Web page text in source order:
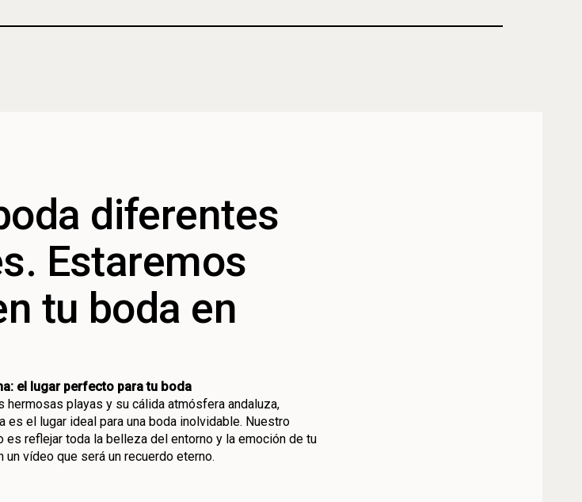
diferentes
Estaremos
tu boda en
el lugar perfecto para tu boda
hermosas playas y su cálida atmósfera andaluza,
es el lugar ideal para una boda inolvidable. Nuestro
es reflejar toda la belleza del entorno y la emoción de tu
un vídeo que será un recuerdo eterno.